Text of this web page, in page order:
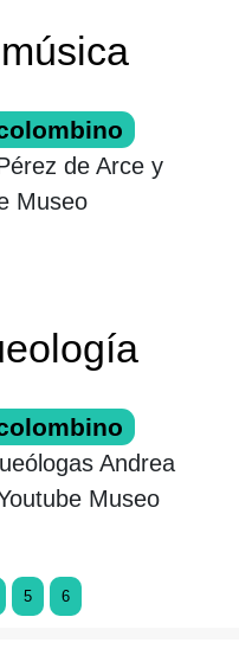
de Arce y
Museo
Andrea
Museo
5 6